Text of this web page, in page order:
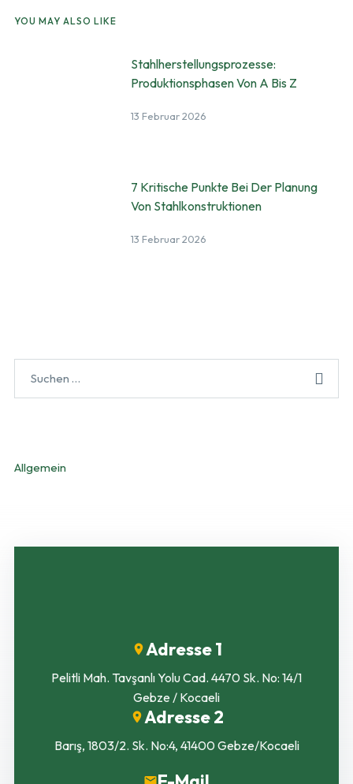
YOU MAY ALSO LIKE
Stahlherstellungsprozesse:
Produktionsphasen Von A Bis Z
13 Februar 2026
7 Kritische Punkte Bei Der Planung
Von Stahlkonstruktionen
13 Februar 2026
Allgemein
Adresse 1
Pelitli Mah. Tavşanlı Yolu Cad. 4470 Sk. No: 14/1
Gebze / Kocaeli
Adresse 2
Barış, 1803/2. Sk. No:4, 41400 Gebze/Kocaeli